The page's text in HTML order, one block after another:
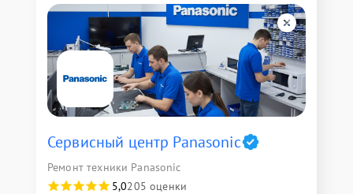
Сервисный центр Panasonic
Ремонт техники Panasonic
5,0205 оценки